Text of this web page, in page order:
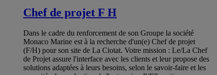
Chef de projet F H
Dans le cadre du renforcement de son Groupe la société
Monaco Marine est à la recherche d'un(e) Chef de projet
(F/H) pour son site de La Ciotat. Votre mission : Le/La Chef
de Projet assure l'interface avec les clients et leur propose des
solutions adaptées à leurs besoins, selon le savoir-faire et les